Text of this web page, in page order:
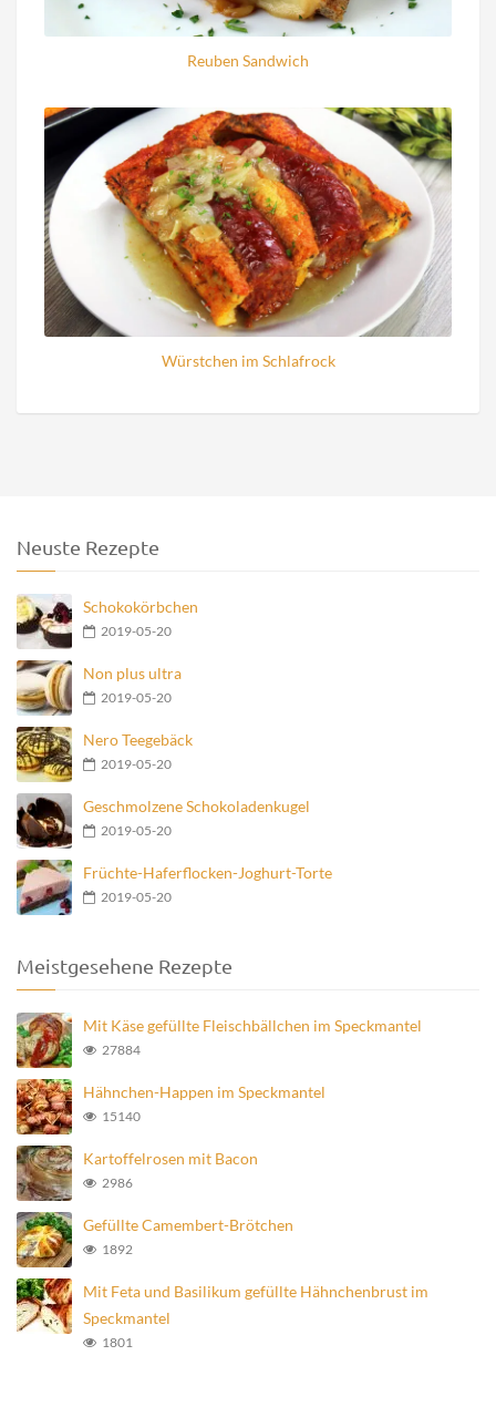
Reuben Sandwich
Würstchen im Schlafrock
Neuste Rezepte
Schokokörbchen
2019-05-20
Non plus ultra
2019-05-20
Nero Teegebäck
2019-05-20
Geschmolzene Schokoladenkugel
2019-05-20
Früchte-Haferflocken-Joghurt-Torte
2019-05-20
Meistgesehene Rezepte
Mit Käse gefüllte Fleischbällchen im Speckmantel
27884
Hähnchen-Happen im Speckmantel
15140
Kartoffelrosen mit Bacon
2986
Gefüllte Camembert-Brötchen
1892
Mit Feta und Basilikum gefüllte Hähnchenbrust im
Speckmantel
1801